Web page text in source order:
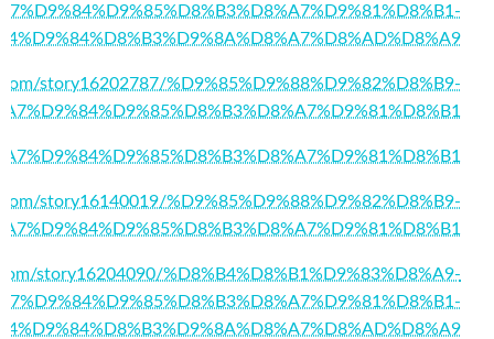
story16202787/%D9%85%D9%88%D9%82%D8%B9-
story16140019/%D9%85%D9%88%D9%82%D8%B9-
story16204090/%D8%B4%D8%B1%D9%83%D8%A9-